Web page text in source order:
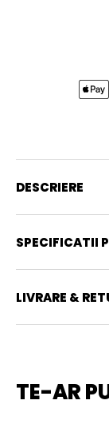
DESCRIERE
SPECIFICATII
LIVRARE &
TE-AR